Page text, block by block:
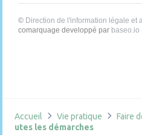
© Direction de l'information légale et
comarquage developpé par baseo.io
Accueil Vie pratique Faire
utes les démarches